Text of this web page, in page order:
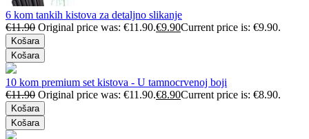
6 kom tankih kistova za detaljno slikanje
€11.90 Original price was: €11.90.€9.90Current price is: €9.90.
Košara
Košara
10 kom premium set kistova - U tamnocrvenoj boji
€11.90 Original price was: €11.90.€8.90Current price is: €8.90.
Košara
Košara